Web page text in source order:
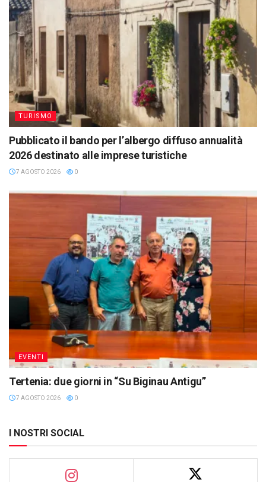
TURISMO
Pubblicato il bando per l’albergo diffuso annualità
2026 destinato alle imprese turistiche
7 AGOSTO 2026 0
EVENTI
Tertenia: due giorni in “Su Biginau Antigu”
7 AGOSTO 2026 0
I NOSTRI SOCIAL